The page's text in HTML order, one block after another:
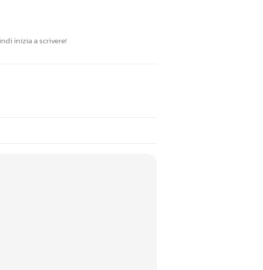
inizia a scrivere!